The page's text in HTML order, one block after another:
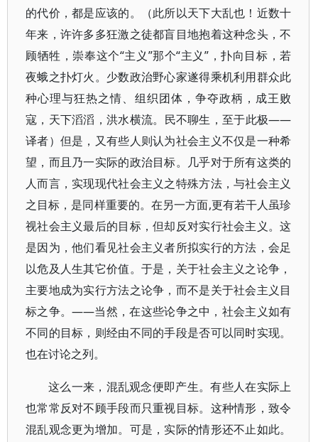
的代价，都是应该的。（此所以天下大乱也！近数十
年来，许许多多狂激之徒都盲目地抱着这种念头，不
顾牺牲，崇奉这个“主义”那个“主义”，扑向目标，若
夜蛾之扑灯火。少数政治野心家遂得乘机利用群众此
种心理与狂热之情、组织团体，争夺政柄，成王败
寇，天下滔滔，洪水横流。民不聊生，至于此极——
译者）但是，又有些人则认为社会主义不仅是一种希
望，而且乃一实际的政治目标。几乎对于所有这类的
人而言，实现现代社会主义之特殊方法，与社会主义
之目标，是同样重要的。在另一方面,更有若干人虽珍
视社会主义最后的目标，但却反对实行社会主义。这
是因为，他们看见社会主义者所拟实行的方法，会足
以危及人生其它价值。于是，关于社会主义之论争，
主要地成为实行方法之论争，而不是关于社会主义目
标之争。——当然，在这些论争之中，社会主义如有
不同的目标，则经由不同的手段是否可以同时实现。
也在讨论之列。
这么一来，混乱观念便即产生。有些人在实际上
也常常反对不顾手段而只重视目标。这种情形，致令
混乱观念更为增加。可是，实际的情形还不止如此。